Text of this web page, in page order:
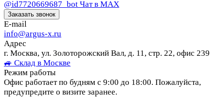
@id7720669687_bot Чат в МАХ
Заказать звонок
E-mail
info@argus-x.ru
Адрес
г. Москва, ул. Золоторожский Вал, д. 11, стр. 22, офис 239
🚙 Склад в Москве
Режим работы
Офис работает по будням с 9:00 до 18:00. Пожалуйста,
предупредите о визите заранее.